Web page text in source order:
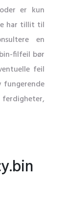
er kun
har tillit til
en
filfeil bør
feil
fungerende